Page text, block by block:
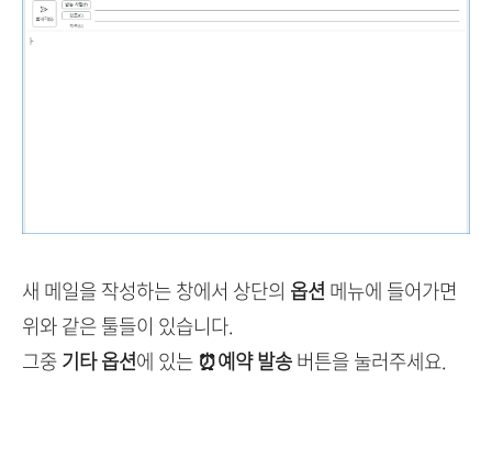
새 메일을 작성하는 창에서 상단의 옵션 메뉴에 들어가면
위와 같은 툴들이 있습니다.
그중기타 옵션에 있는 ⏰예약 발송버튼을 눌러주세요.